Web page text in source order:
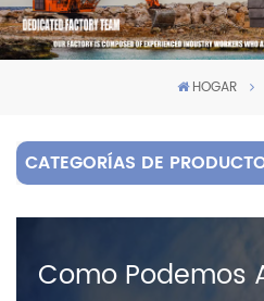
HOGAR
CATEGORÍAS DE
Como Podemos